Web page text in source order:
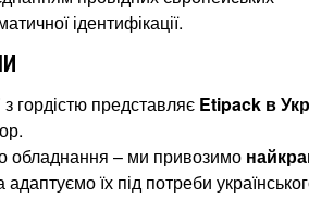
ідентифікації.
з гордістю представляє Etipack в
обладнання – ми привозимо
адаптуємо їх під потреби